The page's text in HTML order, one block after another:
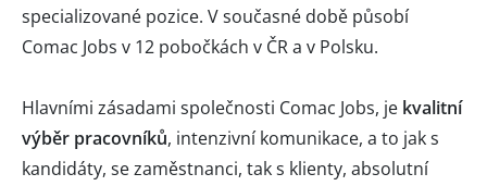
specializované pozice. V současné době působí
Comac Jobs v 12 pobočkách v ČR a v Polsku.
Hlavními zásadami společnosti Comac Jobs, je kvalitní
výběr pracovníků, intenzivní komunikace, a to jak s
kandidáty, se zaměstnanci, tak s klienty, absolutní